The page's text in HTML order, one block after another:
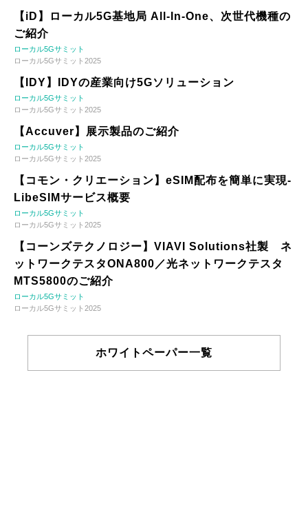
【iD】ローカル5G基地局 All-In-One、次世代機種の
ご紹介
ローカル5Gサミット
ローカル5Gサミット2025
【IDY】IDYの産業向け5Gソリューション
ローカル5Gサミット
ローカル5Gサミット2025
【Accuver】展示製品のご紹介
ローカル5Gサミット
ローカル5Gサミット2025
【コモン・クリエーション】eSIM配布を簡単に実現-
LibeSIMサービス概要
ローカル5Gサミット
ローカル5Gサミット2025
【コーンズテクノロジー】VIAVI Solutions社製 ネ
ットワークテスタONA800／光ネットワークテスタ
MTS5800のご紹介
ローカル5Gサミット
ローカル5Gサミット2025
ホワイトペーパー一覧